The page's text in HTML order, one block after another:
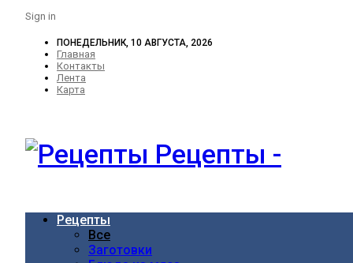
Sign in
ПОНЕДЕЛЬНИК, 10 АВГУСТА, 2026
Главная
Контакты
Лента
Карта
Рецепты -
Рецепты
Все
Заготовки